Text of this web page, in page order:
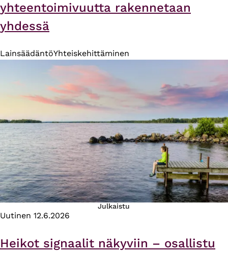
yhteentoimivuutta rakennetaan
yhdessä
LainsäädäntöYhteiskehittäminen
Julkaistu
Uutinen 12.6.2026
Heikot signaalit näkyviin – osallistu